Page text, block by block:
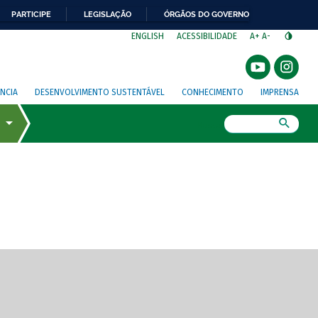
PARTICIPE LEGISLAÇÃO ÓRGÃOS DO GOVERNO
ENGLISH ACESSIBILIDADE A+ A-
DESENVOLVIMENTO SUSTENTÁVEL CONHECIMENTO IMPRENSA
de tela